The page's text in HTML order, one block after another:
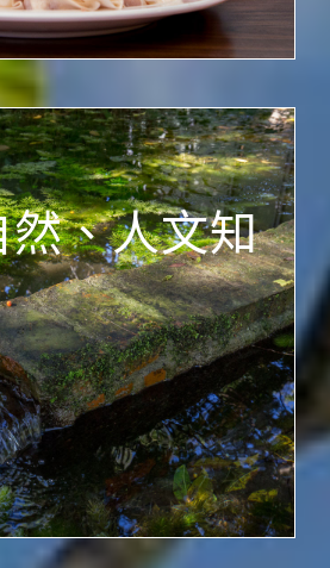
然、人文知